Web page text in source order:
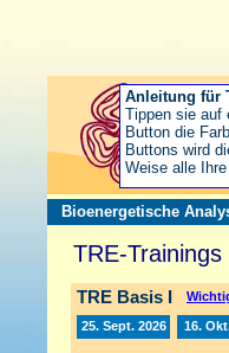
Bioenergetische
TRE-
TRE Basis I
25. Sept. 2026 16.
Anleitung für
Tippen sie auf
Button die
Buttons wird
Weise alle